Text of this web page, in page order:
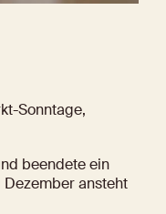
Sonntage,
beendete ein
ansteht